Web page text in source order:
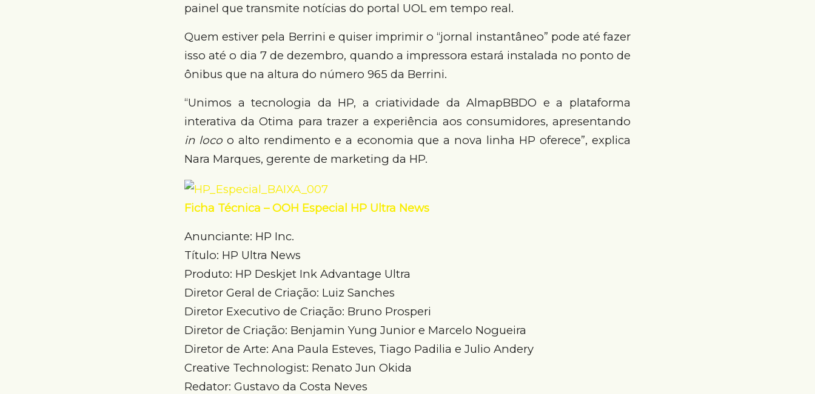
painel que transmite notícias do portal UOL em tempo real.
Quem estiver pela Berrini e quiser imprimir o “jornal instantâneo” pode até fazer
isso até o dia 7 de dezembro, quando a impressora estará instalada no ponto de
ônibus que na altura do número 965 da Berrini.
“Unimos a tecnologia da HP, a criatividade da AlmapBBDO e a plataforma
interativa da Otima para trazer a experiência aos consumidores, apresentando
in loco o alto rendimento e a economia que a nova linha HP oferece”, explica
Nara Marques, gerente de marketing da HP.
Ficha Técnica – OOH Especial HP Ultra News
Anunciante: HP Inc.
Título: HP Ultra News
Produto: HP Deskjet Ink Advantage Ultra
Diretor Geral de Criação: Luiz Sanches
Diretor Executivo de Criação: Bruno Prosperi
Diretor de Criação: Benjamin Yung Junior e Marcelo Nogueira
Diretor de Arte: Ana Paula Esteves, Tiago Padilia e Julio Andery
Creative Technologist: Renato Jun Okida
Redator: Gustavo da Costa Neves